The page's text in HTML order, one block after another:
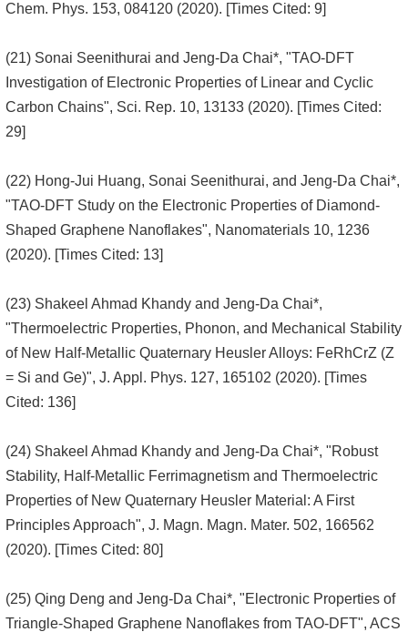
Chem. Phys. 153, 084120 (2020). [Times Cited: 9]
(21) Sonai Seenithurai and Jeng-Da Chai*, "TAO-DFT
Investigation of Electronic Properties of Linear and Cyclic
Carbon Chains", Sci. Rep. 10, 13133 (2020). [Times Cited:
29]
(22) Hong-Jui Huang, Sonai Seenithurai, and Jeng-Da Chai*,
"TAO-DFT Study on the Electronic Properties of Diamond-
Shaped Graphene Nanoflakes", Nanomaterials 10, 1236
(2020). [Times Cited: 13]
(23) Shakeel Ahmad Khandy and Jeng-Da Chai*,
"Thermoelectric Properties, Phonon, and Mechanical Stability
of New Half-Metallic Quaternary Heusler Alloys: FeRhCrZ (Z
= Si and Ge)", J. Appl. Phys. 127, 165102 (2020). [Times
Cited: 136]
(24) Shakeel Ahmad Khandy and Jeng-Da Chai*, "Robust
Stability, Half-Metallic Ferrimagnetism and Thermoelectric
Properties of New Quaternary Heusler Material: A First
Principles Approach", J. Magn. Magn. Mater. 502, 166562
(2020). [Times Cited: 80]
(25) Qing Deng and Jeng-Da Chai*, "Electronic Properties of
Triangle-Shaped Graphene Nanoflakes from TAO-DFT", ACS